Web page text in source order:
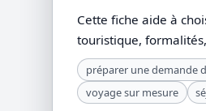
Cette fiche aide à
touristique,
préparer une demande
voyage sur mesure